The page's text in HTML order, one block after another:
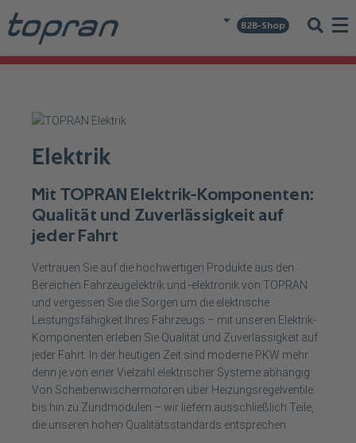
B2B-Shop
Elektrik
Mit TOPRAN Elektrik-Komponenten:
Qualität und Zuverlässigkeit auf
jeder Fahrt
Vertrauen Sie auf die hochwertigen Produkte aus den
Bereichen Fahrzeugelektrik und -elektronik von TOPRAN
und vergessen Sie die Sorgen um die elektrische
Leistungsfähigkeit Ihres Fahrzeugs – mit unseren Elektrik-
Komponenten erleben Sie Qualität und Zuverlässigkeit auf
jeder Fahrt. In der heutigen Zeit sind moderne PKW mehr
denn je von einer Vielzahl elektrischer Systeme abhängig.
Von Scheibenwischermotoren über Heizungsregelventile
bis hin zu Zündmodulen – wir liefern ausschließlich Teile,
die unseren hohen Qualitätsstandards entsprechen.